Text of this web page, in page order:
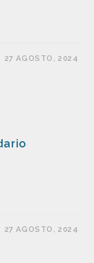
27 AGOSTO, 2024
27 AGOSTO, 2024